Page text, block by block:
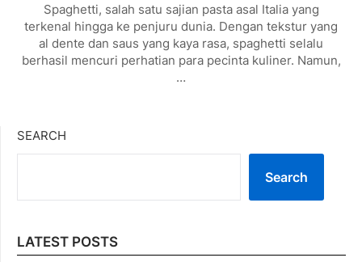
Spaghetti, salah satu sajian pasta asal Italia yang
terkenal hingga ke penjuru dunia. Dengan tekstur yang
al dente dan saus yang kaya rasa, spaghetti selalu
berhasil mencuri perhatian para pecinta kuliner. Namun,
…
SEARCH
Search
LATEST POSTS